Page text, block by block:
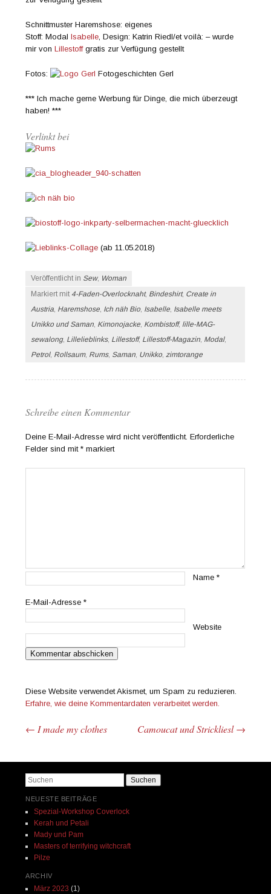
Schnittmuster Haremshose: eigenes
Stoff: ModalIsabelle , Design: Katrin Riedl/et voilà: – wurde
mir vonLillestoffgratis zur Verfügung gestellt
Fotos: Fotogeschichten Gerl
*** Ich mache gerne Werbung für Dinge, die mich überzeugt
haben! ***
Verlinkt bei
(ab 11.05.2018)
Veröffentlicht in Sew, Woman
Markiert mit 4-Faden-Overlocknaht, Bindeshirt, Create in
Austria, Haremshose, Ich näh Bio, Isabelle, Isabelle meets
Unikko und Saman, Kimonojacke, Kombistoff, lille-MAG-
sewalong, Lillelieblinks, Lillestoff, Lillestoff-Magazin, Modal,
Petrol, Rollsaum, Rums, Saman, Unikko,zimtorange
Schreibe einen Kommentar
Deine E-Mail-Adresse wird nicht veröffentlicht. Erforderliche
Felder sind mit* markiert
Name*
E-Mail-Adresse*
Website
Diese Website verwendet Akismet, um Spam zu reduzieren.
Erfahre, wie deine Kommentardaten verarbeitet werden.
Beitrags-Navigation
← I made my clothes Camoucat und Strickliesl→
Suchen
NEUESTE BEITRÄGE
Spezial-Workshop Coverlock
Kerah und Petali
Mady und Pam
Masters of terrifying witchcraft
Pilze
ARCHIV
März 2023 (1)